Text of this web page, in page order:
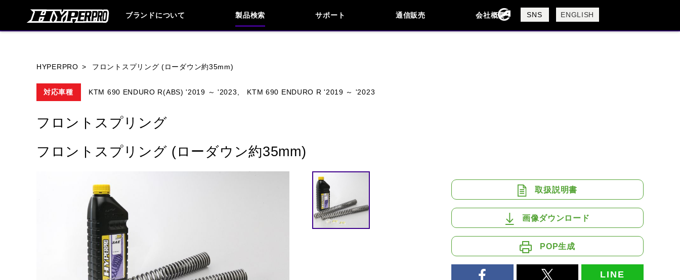
ブランドについて 製品検索 サポート
お問い合わせ
よくあるご質問
通信販売 会社概要
会社概要
採用情報
SNS ENGLISH
閉じる
HYPERPRO フロントスプリング (ローダウン約35mm)
対応車種 KTM 690 ENDURO R(ABS) '2019 ～ '2023, KTM 690 ENDURO R '2019 ～ '2023
フロントスプリング
フロントスプリング (ローダウン約35mm)
取扱説明書
画像ダウンロード
POP生成
LINE